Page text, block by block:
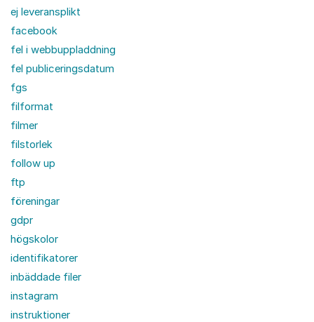
ej leveransplikt
facebook
fel i webbuppladdning
fel publiceringsdatum
fgs
filformat
filmer
filstorlek
follow up
ftp
föreningar
gdpr
högskolor
identifikatorer
inbäddade filer
instagram
instruktioner